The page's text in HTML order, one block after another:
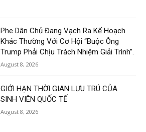
Phe Dân Chủ Đang Vạch Ra Kế Hoạch
Khác Thường Với Cơ Hội “Buộc Ông
Trump Phải Chịu Trách Nhiệm Giải Trình”.
August 8, 2026
GIỚI HẠN THỜI GIAN LƯU TRÚ CỦA
SINH VIÊN QUỐC TẾ
August 8, 2026